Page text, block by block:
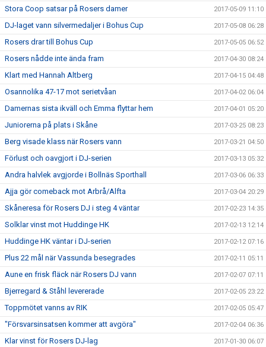
Stora Coop satsar på Rosers damer 2017-05-09 11:10
DJ-laget vann silvermedaljer i Bohus Cup 2017-05-08 06:28
Rosers drar till Bohus Cup 2017-05-05 06:52
Rosers nådde inte ända fram 2017-04-30 08:24
Klart med Hannah Altberg 2017-04-15 04:48
Osannolika 47-17 mot serietvåan 2017-04-02 06:04
Damernas sista ikväll och Emma flyttar hem 2017-04-01 05:20
Juniorerna på plats i Skåne 2017-03-25 08:23
Berg visade klass när Rosers vann 2017-03-21 04:50
Förlust och oavgjort i DJ-serien 2017-03-13 05:32
Andra halvlek avgjorde i Bollnäs Sporthall 2017-03-06 06:33
Ajja gör comeback mot Arbrå/Alfta 2017-03-04 20:29
Skåneresa för Rosers DJ i steg 4 väntar 2017-02-23 14:35
Solklar vinst mot Huddinge HK 2017-02-13 12:14
Huddinge HK väntar i DJ-serien 2017-02-12 07:16
Plus 22 mål när Vassunda besegrades 2017-02-11 05:11
Aune en frisk fläck när Rosers DJ vann 2017-02-07 07:11
Bjerregard & Ståhl levererade 2017-02-05 23:22
Toppmötet vanns av RIK 2017-02-05 05:47
"Försvarsinsatsen kommer att avgöra" 2017-02-04 06:36
Klar vinst för Rosers DJ-lag 2017-01-30 06:07